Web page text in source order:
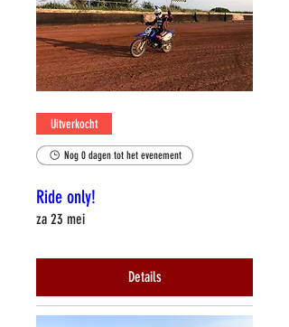
Uitverkocht
Nog 0 dagen tot het evenement
Ride only!
za 23 mei
Details